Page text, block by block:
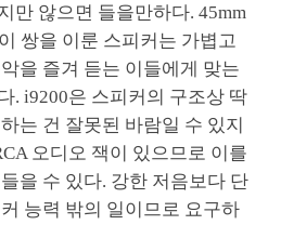
만 않으면 들을만하다. 45mm
쌍을 이룬 스피커는 가볍고
을 즐겨 듣는 이들에게 맞는
. i9200은 스피커의 구조상 딱
는 건 잘못된 바람일 수 있지
오디오 잭이 있으므로 이를
을 수 있다. 강한 저음보다 단
능력 밖의 일이므로 요구하